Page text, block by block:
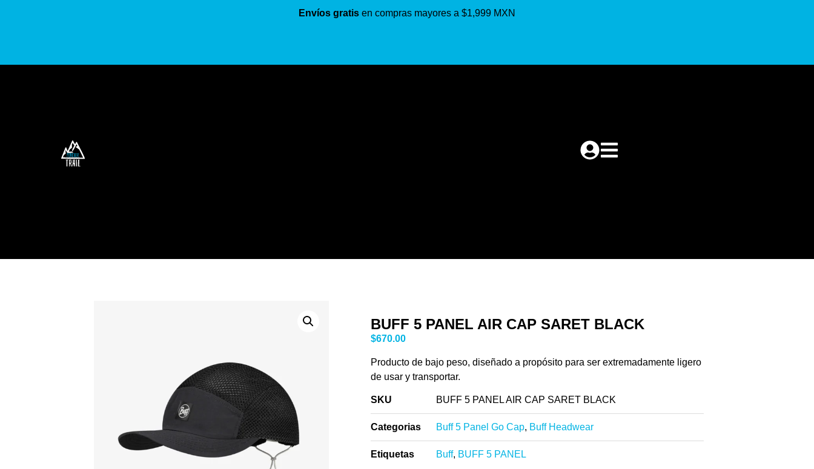
Envíos gratis en compras mayores a $1,999 MXN
BUFF 5 PANEL AIR CAP SARET BLACK
$670.00
Producto de bajo peso, diseñado a propósito para ser extremadamente ligero
de usar y transportar.
SKU BUFF 5 PANEL AIR CAP SARET BLACK
Categorias Buff 5 Panel Go Cap, Buff Headwear
Etiquetas Buff, BUFF 5 PANEL